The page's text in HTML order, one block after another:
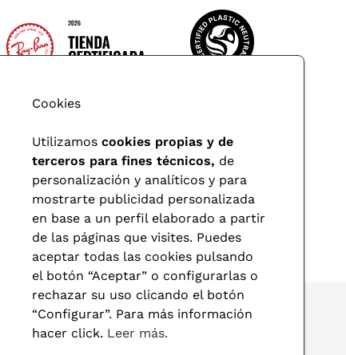
Cookies
Utilizamos cookies propias y de
terceros para fines técnicos, de
personalización y analíticos y para
mostrarte publicidad personalizada
en base a un perfil elaborado a partir
de las páginas que visites. Puedes
aceptar todas las cookies pulsando
el botón “Aceptar” o configurarlas o
rechazar su uso clicando el botón
“Configurar”. Para más información
hacer click. Leer más.